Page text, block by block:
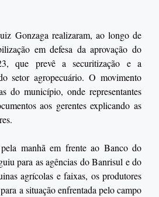
Gonzaga realizaram, ao longo de
em defesa da aprovação do
que prevê a securitização e a
setor agropecuário. O movimento
do município, onde representantes
aos gerentes explicando as
manhã em frente ao Banco do
para as agências do Banrisul e do
agrícolas e faixas, os produtores
a situação enfrentada pelo campo